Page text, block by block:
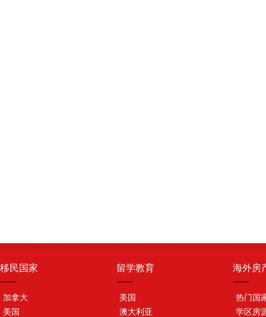
移民国家
加拿大
美国
留学教育
美国
澳大利亚
海外房
热门国
学区房